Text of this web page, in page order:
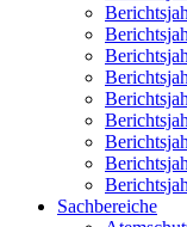
Sachbereiche